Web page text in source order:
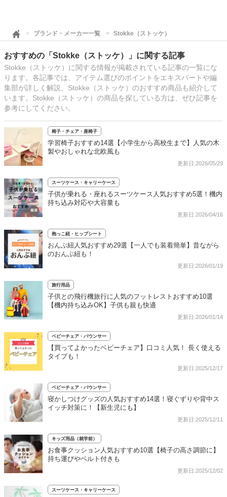
ブランド・メーカー一覧 Stokke（ストッケ）
おすすめの「Stokke（ストッケ）」に関する記事
Stokke（ストッケ）に関する情報が掲載されている記事の一覧にな
ります。各記事では、アイテム選びのポイントをエキスパートや編
集部が詳しく解説、Stokke（ストッケ）のおすすめ商品も紹介して
います。Stokke（ストッケ）の商品を探している方は、ぜひ記事を
参考にしてください。
椅子・チェア・座椅子
学習椅子おすすめ14選【小学生から高校生まで】人気の木
製やおしゃれな北欧風も
更新日:2026/05/29
スーツケース・キャリーケース
子供が乗れる・座れるスーツケース人気おすすめ5選！機内
持ち込み対応や大容量も
更新日:2026/04/16
抱っこ紐・ヒップシート
おんぶ紐人気おすすめ29選【一人でも装着簡単】昔ながら
のおんぶ紐も！
更新日:2026/01/19
旅行用品
子供との飛行機旅行に人気のフットレストおすすめ10選
【機内持ち込みOK】子供も親も快適
更新日:2026/01/14
ベビーチェア・バウンサー
【買ってよかったベビーチェア】口コミ人気！ 長く使える
タイプも！
更新日:2025/12/17
ベビーチェア・バウンサー
寝かしつけグッズの人気おすすめ14選！寝ぐずりや背中ス
イッチ対策に！【新生児にも】
更新日:2025/12/11
キッズ用品（就学前）
お食事クッション人気おすすめ10選【椅子の高さ調節に】
持ち運びやベルト付きも
更新日:2025/12/02
スーツケース・キャリーケース